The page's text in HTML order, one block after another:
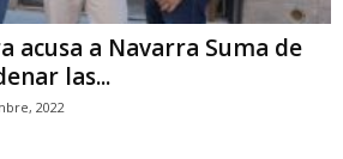
acusa a Navarra Suma de
las...
2022